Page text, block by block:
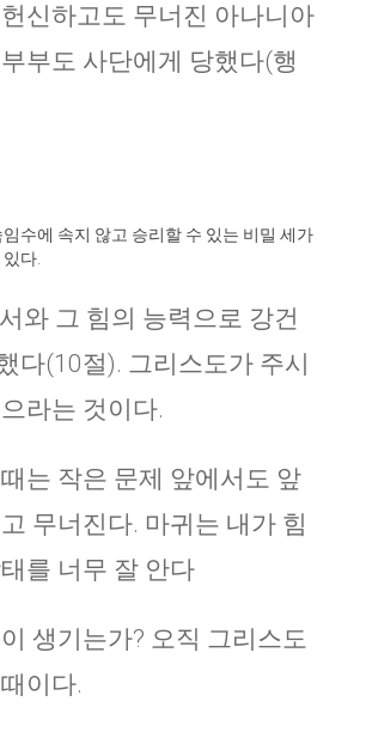
신하고도 무너진 아나니아
부도 사단에게 당했다(행
수에 속지 않고 승리할 수 있는 비밀 세가
다.
와 그 힘의 능력으로 강건
다(10절). 그리스도가 주시
라는 것이다.
는 작은 문제 앞에서도 앞
무너진다. 마귀는 내가 힘
를 너무 잘 안다
생기는가? 오직 그리스도
이다.